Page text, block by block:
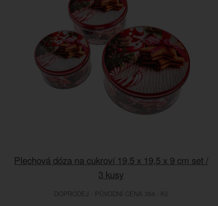
Plechová dóza na cukroví 19,5 x 19,5 x 9 cm set /
3 kusy
DOPRODEJ - PŮVODNÍ CENA 354.- Kč